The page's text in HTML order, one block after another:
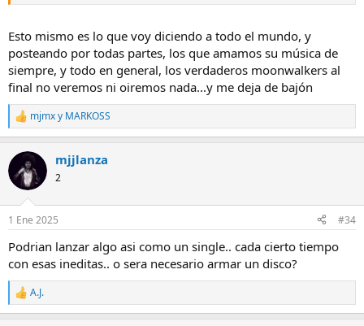
Esto mismo es lo que voy diciendo a todo el mundo, y
posteando por todas partes, los que amamos su música de
siempre, y todo en general, los verdaderos moonwalkers al
final no veremos ni oiremos nada...y me deja de bajón
R
e
c
c
i
e
:
mjmxy MARKOSS
mjjlanza
2
1 Ene 2025 #34
Podrian lanzar algo asi como un single.. cada cierto tiempo
con esas ineditas.. o sera necesario armar un disco?
R
e
A.J.